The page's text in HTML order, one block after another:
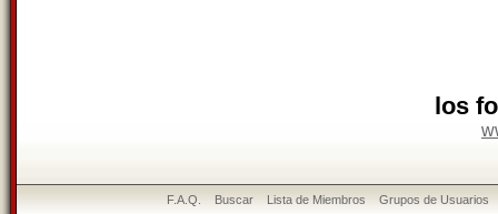
los
F.A.Q. Buscar Lista de Miembros Grupos de Usuarios